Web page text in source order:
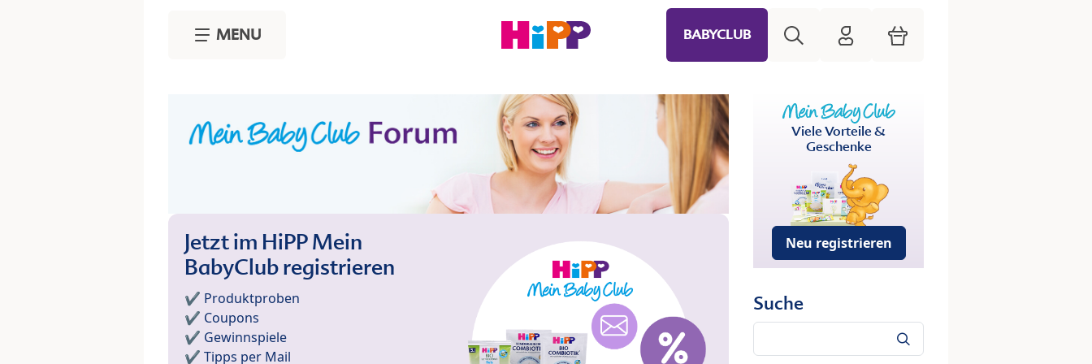
MENU BABYCLUB HiPP Mein Babyclub
Warenkorb
Jetzt im HiPP Mein
BabyClub registrieren
✔️ Produktproben
✔️ Coupons
✔️ Gewinnspiele
✔️ Tipps per Mail
Viele Vorteile &
Geschenke
Neu registrieren
Suche